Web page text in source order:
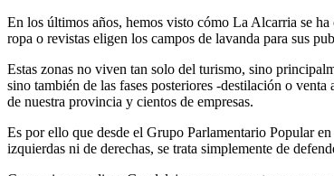
En los últimos años, hemos visto cómo La Alcarria se
ropa o revistas eligen los campos de lavanda para sus
Estas zonas no viven tan solo del turismo, sino
sino también de las fases posteriores -destilación o
de nuestra provincia y cientos de empresas.
Es por ello que desde el Grupo Parlamentario Popular
izquierdas ni de derechas, se trata simplemente de